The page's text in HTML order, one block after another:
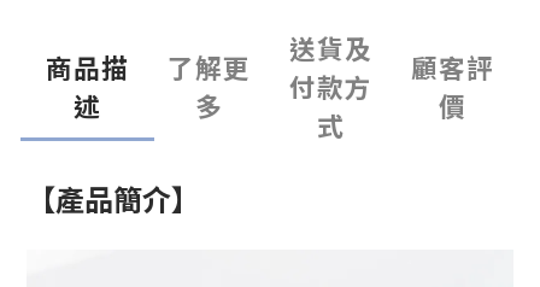
商品描
述
了解更
多
送貨及
付款方
式
顧客評
價
【產品簡介】